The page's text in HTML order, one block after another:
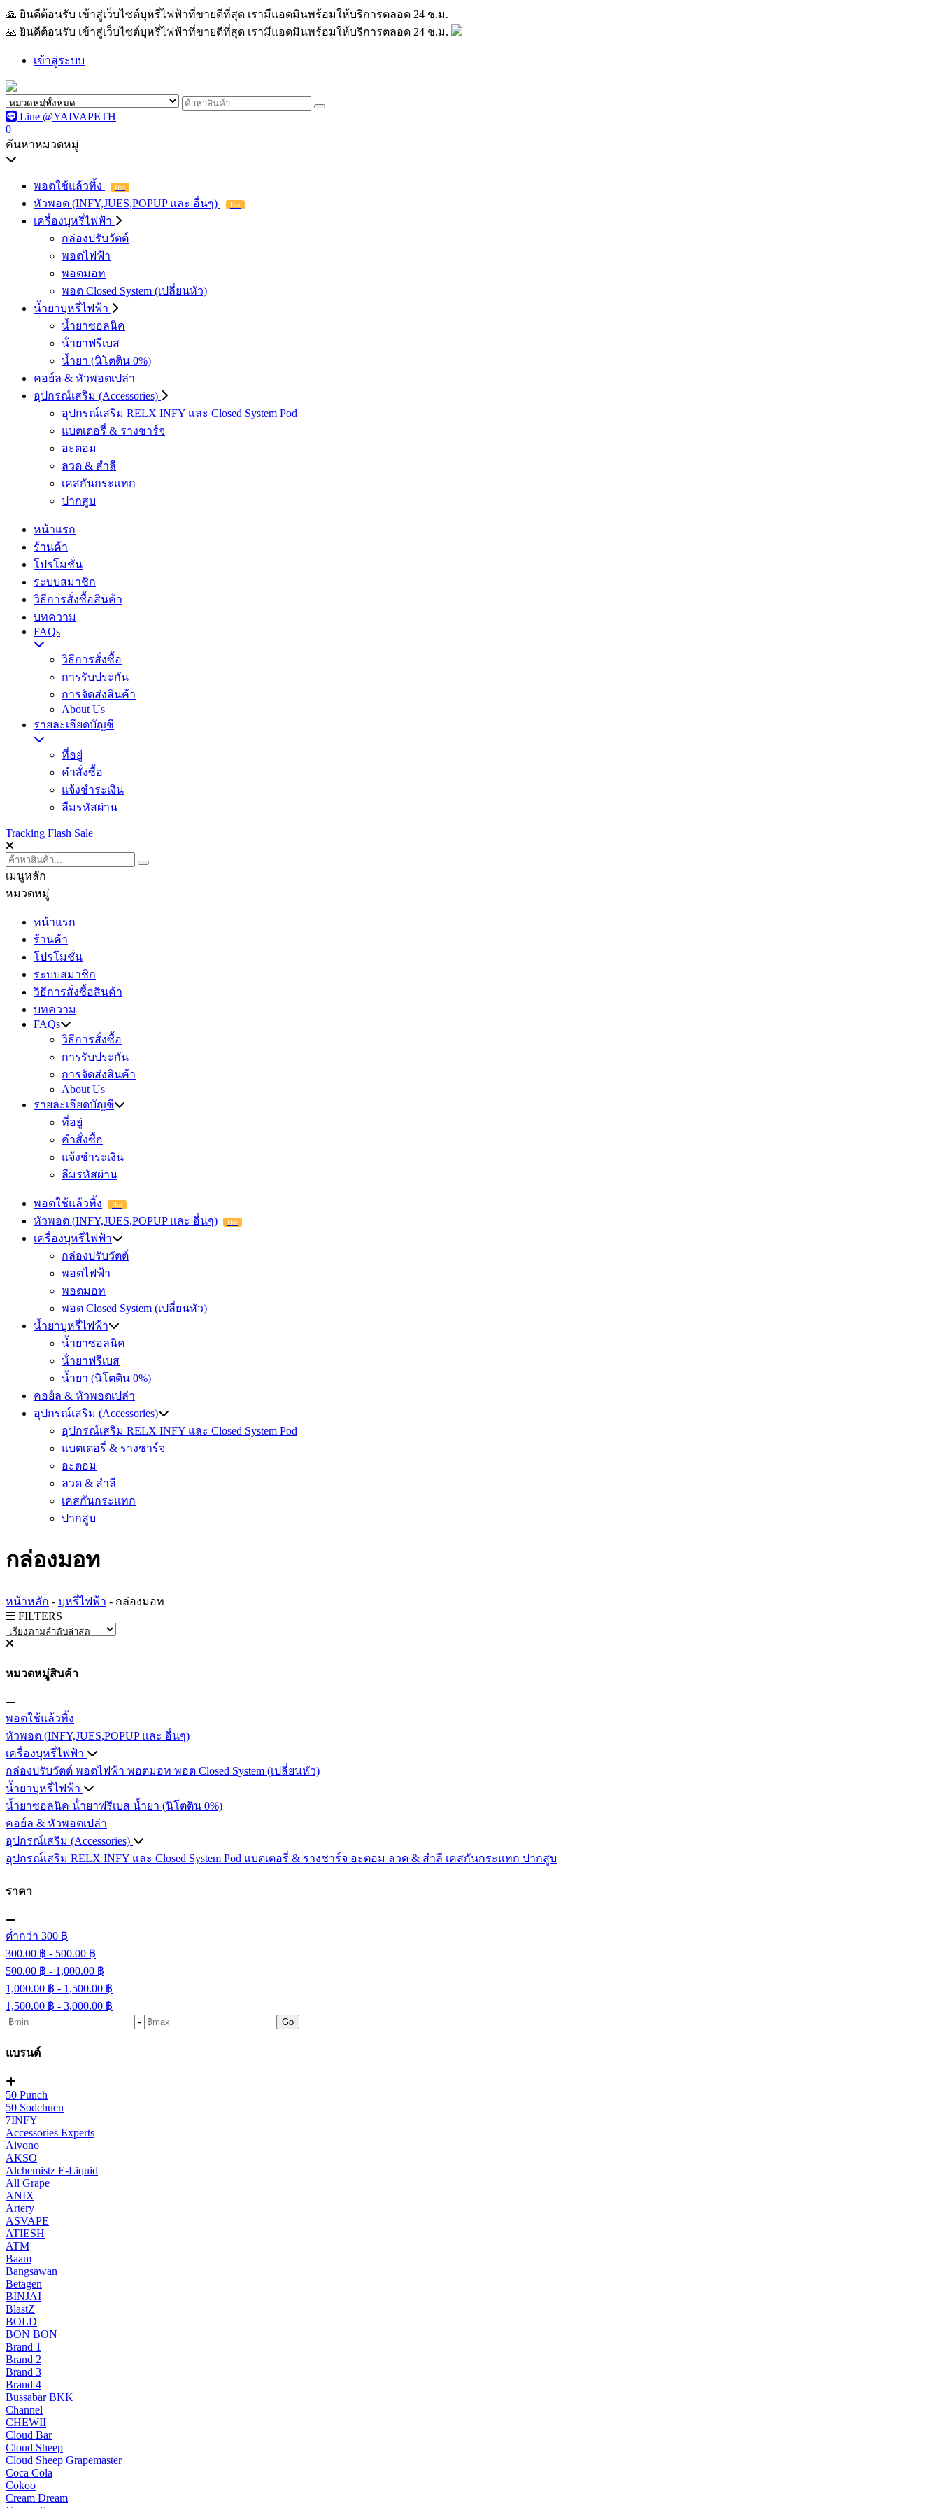
🙏 ยินดีต้อนรับ เข้าสู่เว็บไซต์บุหรี่ไฟฟ้าที่ขายดีที่สุด เรามีแอดมินพร้อมให้บริการตลอด 24 ช.ม.
🙏 ยินดีต้อนรับ เข้าสู่เว็บไซต์บุหรี่ไฟฟ้าที่ขายดีที่สุด เรามีแอดมินพร้อมให้บริการตลอด 24 ช.ม.
เข้าสู่ระบบ
Line @YAIVAPETH
0
ค้นหาหมวดหมู่
พอตใช้แล้วทิ้ง Hot
หัวพอต (INFY,JUES,POPUP และ อื่นๆ) Hot
เครื่องบุหรี่ไฟฟ้า
กล่องปรับวัตต์
พอตไฟฟ้า
พอตมอท
พอต Closed System (เปลี่ยนหัว)
น้ำยาบุหรี่ไฟฟ้า
น้ำยาซอลนิค
น้ํายาฟรีเบส
น้ำยา (นิโตติน 0%)
คอย์ล & หัวพอตเปล่า
อุปกรณ์เสริม (Accessories)
อุปกรณ์เสริม RELX INFY และ Closed System Pod
แบตเตอรี่ & รางชาร์จ
อะตอม
ลวด ​& สำลี
เคสกันกระแทก
ปากสูบ
หน้าแรก
ร้านค้า
โปรโมชั่น
ระบบสมาชิก
วิธีการสั่งซื้อสินค้า
บทความ
FAQs
วิธีการสั่งซื้อ
การรับประกัน
การจัดส่งสินค้า
About Us
รายละเอียดบัญชี
ที่อยู่
คำสั่งซื้อ
แจ้งชำระเงิน
ลืมรหัสผ่าน
Tracking Flash Sale
เมนูหลัก
หมวดหมู่
หน้าแรก
ร้านค้า
โปรโมชั่น
ระบบสมาชิก
วิธีการสั่งซื้อสินค้า
บทความ
FAQs
วิธีการสั่งซื้อ
การรับประกัน
การจัดส่งสินค้า
About Us
รายละเอียดบัญชี
ที่อยู่
คำสั่งซื้อ
แจ้งชำระเงิน
ลืมรหัสผ่าน
พอตใช้แล้วทิ้ง Hot
หัวพอต (INFY,JUES,POPUP และ อื่นๆ) Hot
เครื่องบุหรี่ไฟฟ้า
กล่องปรับวัตต์
พอตไฟฟ้า
พอตมอท
พอต Closed System (เปลี่ยนหัว)
น้ำยาบุหรี่ไฟฟ้า
น้ำยาซอลนิค
น้ํายาฟรีเบส
น้ำยา (นิโตติน 0%)
คอย์ล & หัวพอตเปล่า
อุปกรณ์เสริม (Accessories)
อุปกรณ์เสริม RELX INFY และ Closed System Pod
แบตเตอรี่ & รางชาร์จ
อะตอม
ลวด ​& สำลี
เคสกันกระแทก
ปากสูบ
กล่องมอท
หน้าหลัก - บุหรี่ไฟฟ้า - กล่องมอท
FILTERS
หมวดหมู่สินค้า
พอตใช้แล้วทิ้ง
หัวพอต (INFY,JUES,POPUP และ อื่นๆ)
เครื่องบุหรี่ไฟฟ้า
กล่องปรับวัตต์ พอตไฟฟ้า พอตมอท พอต Closed System (เปลี่ยนหัว)
น้ำยาบุหรี่ไฟฟ้า
น้ำยาซอลนิค น้ํายาฟรีเบส น้ำยา (นิโตติน 0%)
คอย์ล & หัวพอตเปล่า
อุปกรณ์เสริม (Accessories)
อุปกรณ์เสริม RELX INFY และ Closed System Pod แบตเตอรี่ & รางชาร์จ อะตอม ลวด ​& สำลี เคสกันกระแทก ปากสูบ
ราคา
ต่ำกว่า 300 ฿
300.00 ฿ - 500.00 ฿
500.00 ฿ - 1,000.00 ฿
1,000.00 ฿ - 1,500.00 ฿
1,500.00 ฿ - 3,000.00 ฿
-
Go
แบรนด์
50 Punch
50 Sodchuen
7INFY
Accessories Experts
Aivono
AKSO
Alchemistz E-Liquid
All Grape
ANIX
Artery
ASVAPE
ATIESH
ATM
Baam
Bangsawan
Betagen
BINJAI
BlastZ
BOLD
BON BON
Brand 1
Brand 2
Brand 3
Brand 4
Bussabar BKK
Channel
CHEWII
Cloud Bar
Cloud Sheep
Cloud Sheep Grapemaster
Coca Cola
Cokoo
Cream Dream